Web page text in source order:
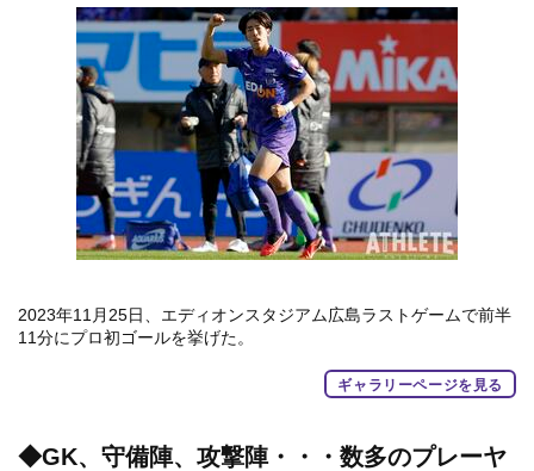
2023年11月25日、エディオンスタジアム広島ラストゲームで前半
11分にプロ初ゴールを挙げた。
ギャラリーページを見る
◆GK、守備陣、攻撃陣・・・数多のプレーヤ